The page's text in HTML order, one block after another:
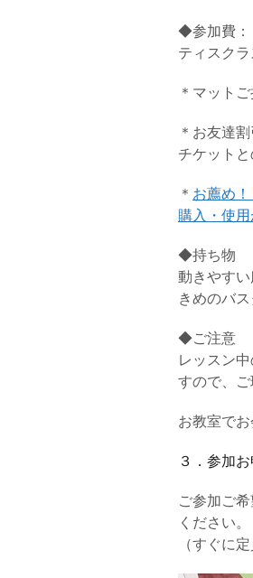
◆参加費：
ティスクラ
＊マット
＊お友達
チケットと
＊ お薦め
購入・使
◆持ち物
動きやす
きめのバ
◆ご注意
レッスン
すので、ご
お教室で
３．参加
ご参加ご
ください。
（すぐに